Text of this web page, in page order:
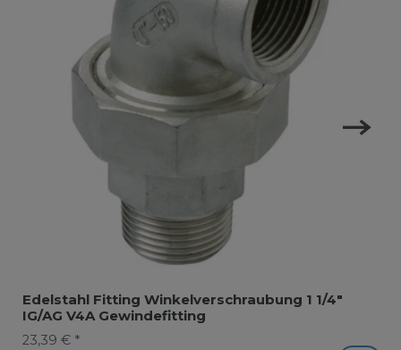
Edelstahl Fitting Winkelverschraubung 1 1/4"
IG/AG V4A Gewindefitting
23,39 € *